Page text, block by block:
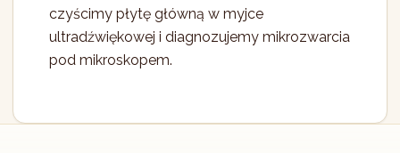
czyścimy płytę główną w myjce
ultradźwiękowej i diagnozujemy mikrozwarcia
pod mikroskopem.